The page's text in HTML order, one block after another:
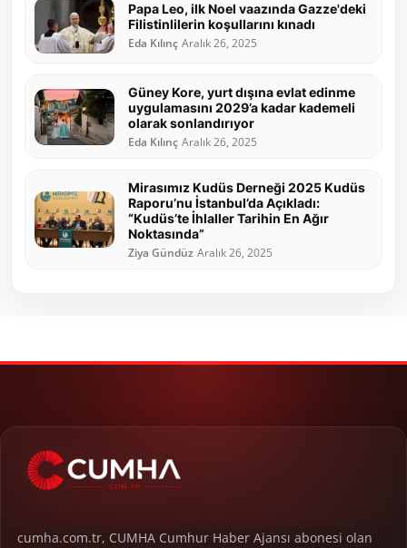
Papa Leo, ilk Noel vaazında Gazze'deki
Filistinlilerin koşullarını kınadı
Eda Kılınç Aralık 26, 2025
Güney Kore, yurt dışına evlat edinme
uygulamasını 2029’a kadar kademeli
olarak sonlandırıyor
Eda Kılınç Aralık 26, 2025
Mirasımız Kudüs Derneği 2025 Kudüs
Raporu’nu İstanbul’da Açıkladı:
“Kudüs’te İhlaller Tarihin En Ağır
Noktasında”
Ziya Gündüz Aralık 26, 2025
cumha.com.tr, CUMHA Cumhur Haber Ajansı abonesi olan